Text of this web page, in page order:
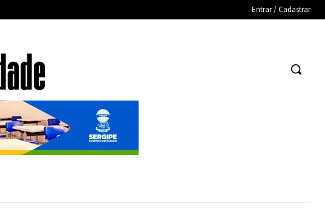
Entrar / Cadastrar